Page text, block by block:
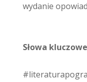
wydanie
Słowa